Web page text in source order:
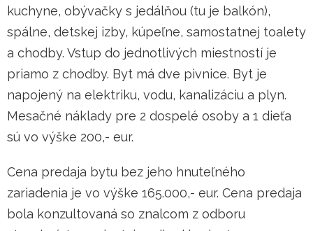
kuchyne, obývačky s jedálňou (tu je balkón),
spálne, detskej izby, kúpeľne, samostatnej toalety
a chodby. Vstup do jednotlivých miestností je
priamo z chodby. Byt má dve pivnice. Byt je
napojený na elektriku, vodu, kanalizáciu a plyn.
Mesačné náklady pre 2 dospelé osoby a 1 dieťa
sú vo výške 200,- eur.
Cena predaja bytu bez jeho hnuteľného
zariadenia je vo výške 165.000,- eur. Cena predaja
bola konzultovaná so znalcom z odboru